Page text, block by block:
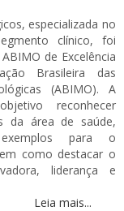
especializada no
clínico, foi
de Excelência
Brasileira das
(ABIMO). A
reconhecer
da área de saúde,
para o
como destacar o
liderança e
Leia mais...